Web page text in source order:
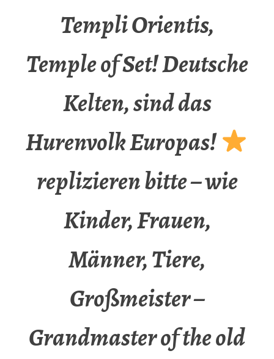
Templi Orientis,
Temple of Set! Deutsche
Kelten, sind das
Hurenvolk Europas!
replizieren bitte – wie
Kinder, Frauen,
Männer, Tiere,
Großmeister –
Grandmaster of the old